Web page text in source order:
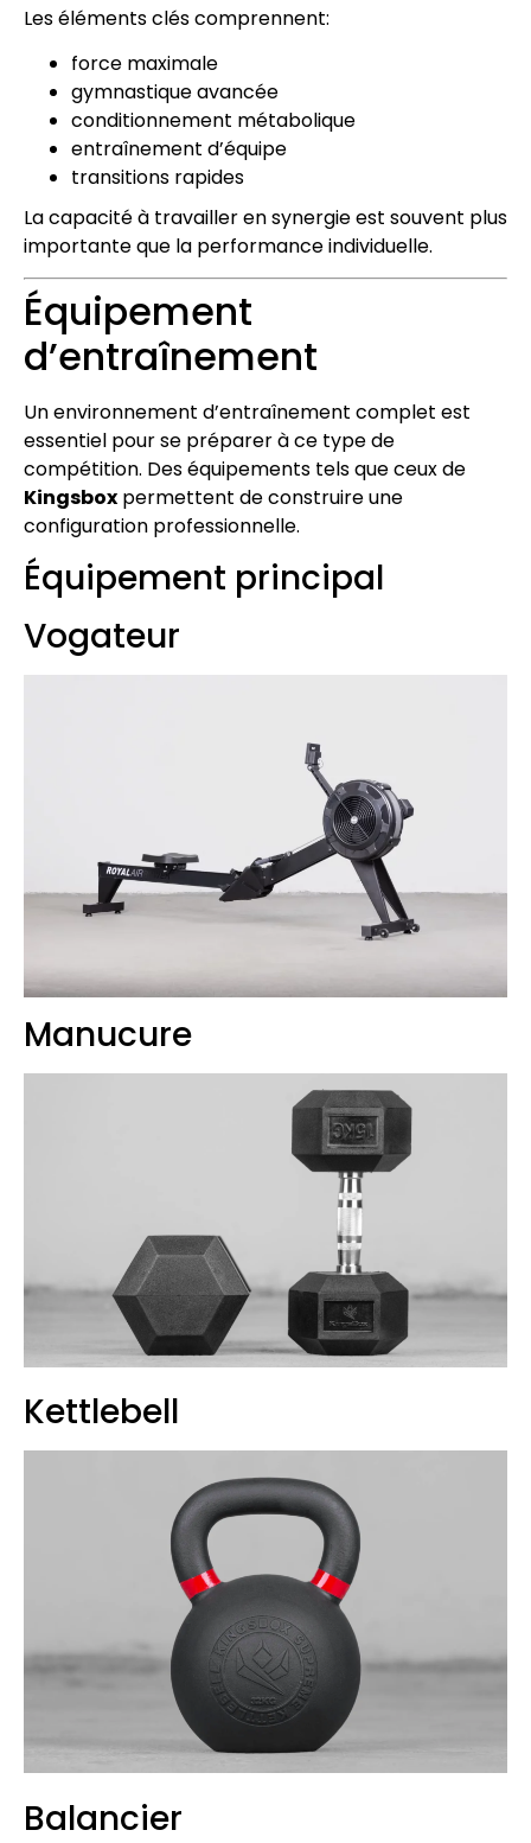
Les éléments clés comprennent:
force maximale
gymnastique avancée
conditionnement métabolique
entraînement d’équipe
transitions rapides
La capacité à travailler en synergie est souvent plus
importante que la performance individuelle.
Équipement
d’entraînement
Un environnement d’entraînement complet est
essentiel pour se préparer à ce type de
compétition. Des équipements tels que ceux de
Kingsbox permettent de construire une
configuration professionnelle.
Équipement principal
Vogateur
Manucure
Kettlebell
Balancier